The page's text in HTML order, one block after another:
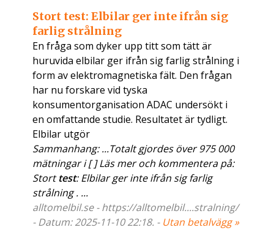
Stort test: Elbilar ger inte ifrån sig
farlig strålning
En fråga som dyker upp titt som tätt är
huruvida elbilar ger ifrån sig farlig strålning i
form av elektromagnetiska fält. Den frågan
har nu forskare vid tyska
konsumentorganisation ADAC undersökt i
en omfattande studie. Resultatet är tydligt.
Elbilar utgör
Sammanhang: ...Totalt gjordes över 975 000
mätningar i [ ] Läs mer och kommentera på:
Storttest: Elbilar ger inte ifrån sig farlig
strålning . ...
alltomelbil.se - https://alltomelbil....stralning/
- Datum: 2025-11-10 22:18. - Utan betalvägg »